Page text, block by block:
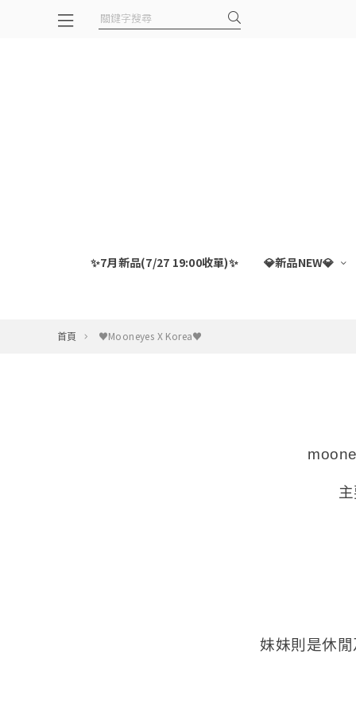
✨7月新品(7/27 19:00收單)✨ 💎新品NEW💎
首頁 ♥Mooneyes X Korea♥
妹妹則是休